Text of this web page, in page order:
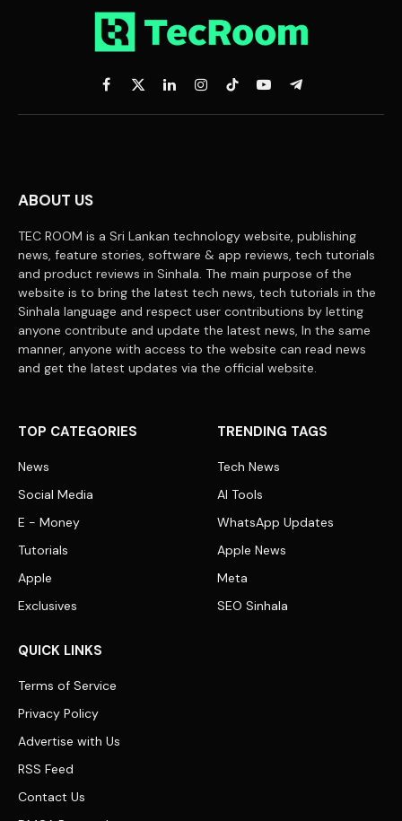
Facebook
X
(Twitter)
LinkedInInstagram
TikTokYouTubeTelegram
ABOUT US
TEC ROOM is a Sri Lankan technology website, publishing
news, feature stories, software & app reviews, tech tutorials
and product reviews in Sinhala. The main purpose of the
website is to bring the latest tech news, tech tutorials in the
Sinhala language and respect user contributions by letting
anyone contribute and update the latest news, In the same
manner, anyone with access to the website can read news
and get the latest updates via the official website.
TOP CATEGORIES
News
Social Media
E - Money
Tutorials
Apple
Exclusives
TRENDING TAGS
Tech News
AI Tools
WhatsApp Updates
Apple News
Meta
SEO Sinhala
QUICK LINKS
Terms of Service
Privacy Policy
Advertise with Us
RSS Feed
Contact Us